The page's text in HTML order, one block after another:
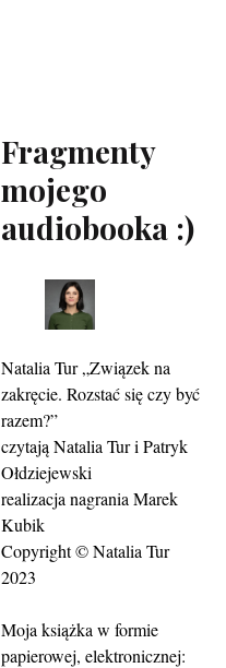
Fragmenty
mojego
audiobooka :)
Natalia Tur „Związek na
zakręcie. Rozstać się czy być
razem?”
czytają Natalia Tur i Patryk
Ołdziejewski
realizacja nagrania Marek
Kubik
Copyright © Natalia Tur
2023
Moja książka w formie
papierowej, elektronicznej: